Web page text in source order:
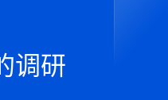
调研